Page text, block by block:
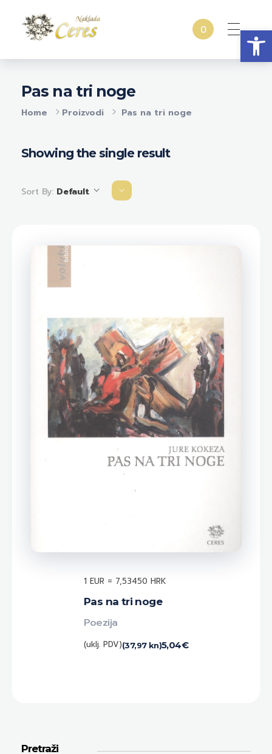
0
Home Proizvodi Pas na tri noge
Pas na tri noge
Showing the single result
Sort By: Default
Pas na tri noge
5,04€
(37,97 kn)
(uklj. PDV)
Poezija
1 EUR = 7,53450 HRK
Pretraži